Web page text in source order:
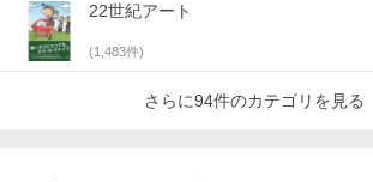
22世紀アート
(1,483件)
さらに94件のカテゴリを見る